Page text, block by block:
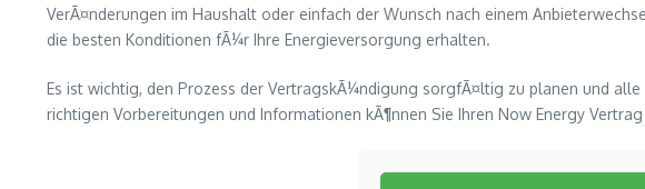
VerÃ¤nderungen im Haushalt oder einfach der Wunsch nach einem
die besten Konditionen fÃ¼r Ihre Energieversorgung erhalten.
Es ist wichtig, den Prozess der VertragskÃ¼ndigung sorgfÃ¤ltig zu planen und
richtigen Vorbereitungen und Informationen kÃ¶nnen Sie Ihren Now Energy